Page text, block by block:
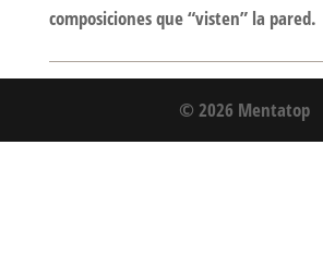
composiciones que “visten” la pared.
© 2026 Mentatop